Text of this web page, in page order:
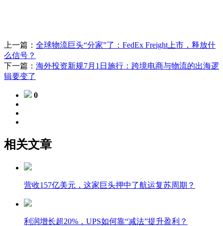
上一篇： 全球物流巨头“分家”了：FedEx Freight上市，释放什
么信号？
下一篇： 海外投资新规7月1日施行：跨境电商与物流的出海逻
辑要变了
0
相关文章
营收157亿美元，这家巨头押中了航运复苏周期？
利润增长超20%，UPS如何靠“减法”提升盈利？